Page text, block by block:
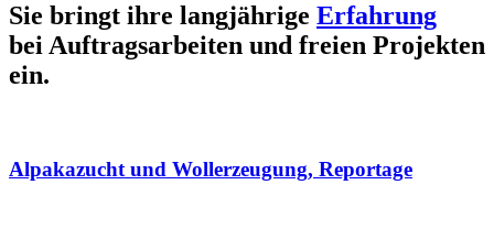
Sie bringt ihre langjährige Erfahrung
bei Auftragsarbeiten und freien Projekten
ein.
Alpakazucht und Wollerzeugung, Reportage